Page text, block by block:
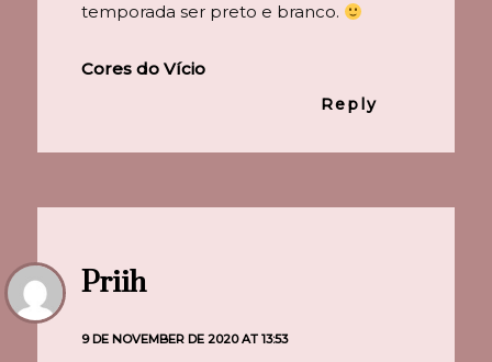
temporada ser preto e branco.
Cores do Vício
Reply
Priih
9 DE NOVEMBER DE 2020 AT 13:53